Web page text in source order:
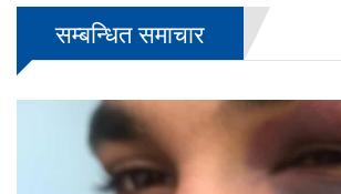
सम्बन्धित समाचार